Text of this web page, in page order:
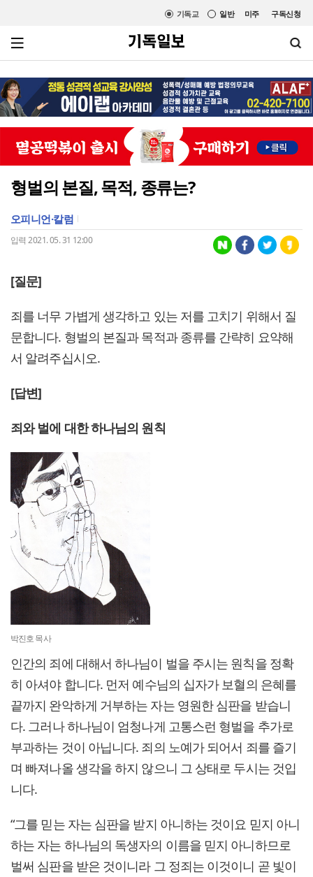
미주 구독신청
일반
기독교
형벌의 본질, 목적, 종류는?
오피니언·칼럼
입력 2021. 05. 31 12:00
[질문]
죄를 너무 가볍게 생각하고 있는 저를 고치기 위해서 질
문합니다. 형벌의 본질과 목적과 종류를 간략히 요약해
서 알려주십시오.
[답변]
죄와 벌에 대한 하나님의 원칙
박진호 목사
인간의 죄에 대해서 하나님이 벌을 주시는 원칙을 정확
히 아셔야 합니다. 먼저 예수님의 십자가 보혈의 은혜를
끝까지 완악하게 거부하는 자는 영원한 심판을 받습니
다. 그러나 하나님이 엄청나게 고통스런 형벌을 추가로
부과하는 것이 아닙니다. 죄의 노예가 되어서 죄를 즐기
며 빠져나올 생각을 하지 않으니 그 상태로 두시는 것입
니다.
“그를 믿는 자는 심판을 받지 아니하는 것이요 믿지 아니
하는 자는 하나님의 독생자의 이름을 믿지 아니하므로
벌써 심판을 받은 것이니라 그 정죄는 이것이니 곧 빛이